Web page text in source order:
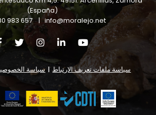
(España)
983 657 |info@moralejo.net
سياسة | سياسة ملفات تعريف الارتباط